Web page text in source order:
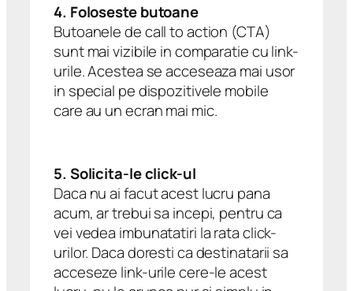
4. Foloseste butoane
Butoanele de call to action (CTA)
sunt mai vizibile in comparatie cu link-
urile. Acestea se acceseaza mai usor
in special pe dispozitivele mobile
care au un ecran mai mic.
5. Solicita-le click-ul
Daca nu ai facut acest lucru pana
acum, ar trebui sa incepi, pentru ca
vei vedea imbunatatiri la rata click-
urilor. Daca doresti ca destinatarii sa
acceseze link-urile cere-le acest